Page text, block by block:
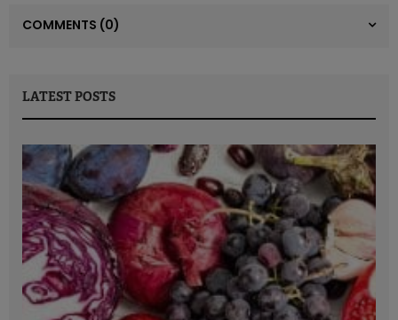
COMMENTS (0)
LATEST POSTS